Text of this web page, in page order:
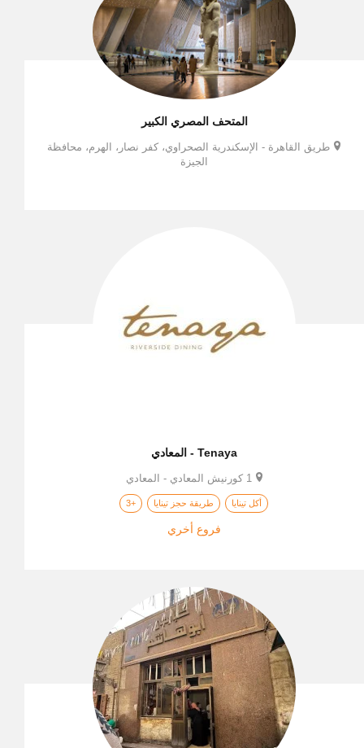
المتحف المصري الكبير
طريق القاهرة - الإسكندرية الصحراوي، كفر نصار، الهرم، محافظة
الجيزة
Tenaya - المعادي
1 كورنيش المعادي - المعادي
أكل تينايا طريقة حجز تينايا +3
فروع أخري